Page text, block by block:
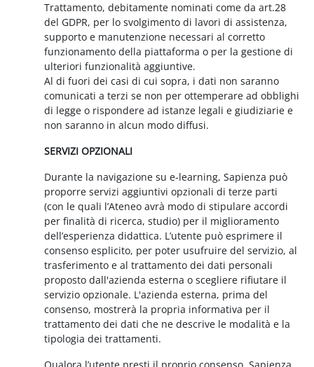
Trattamento, debitamente nominati come da art.28
del GDPR, per lo svolgimento di lavori di assistenza,
supporto e manutenzione necessari al corretto
funzionamento della piattaforma o per la gestione di
ulteriori funzionalità aggiuntive.
Al di fuori dei casi di cui sopra, i dati non saranno
comunicati a terzi se non per ottemperare ad obblighi
di legge o rispondere ad istanze legali e giudiziarie e
non saranno in alcun modo diffusi.
SERVIZI OPZIONALI
Durante la navigazione su e-learning, Sapienza può
proporre servizi aggiuntivi opzionali di terze parti
(con le quali l’Ateneo avrà modo di stipulare accordi
per finalità di ricerca, studio) per il miglioramento
dell’esperienza didattica. L’utente può esprimere il
consenso esplicito, per poter usufruire del servizio, al
trasferimento e al trattamento dei dati personali
proposto dall'azienda esterna o scegliere rifiutare il
servizio opzionale. L'azienda esterna, prima del
consenso, mostrerà la propria informativa per il
trattamento dei dati che ne descrive le modalità e la
tipologia dei trattamenti.